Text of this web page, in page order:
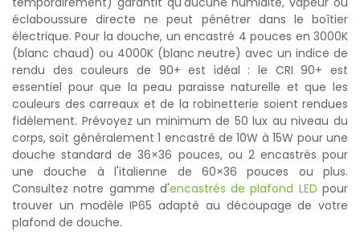
éclaboussure directe ne peut pénétrer dans le boîtier
électrique. Pour la douche, un encastré 4 pouces en 3000K
(blanc chaud) ou 4000K (blanc neutre) avec un indice de
rendu des couleurs de 90+ est idéal : le CRI 90+ est
essentiel pour que la peau paraisse naturelle et que les
couleurs des carreaux et de la robinetterie soient rendues
fidèlement. Prévoyez un minimum de 50 lux au niveau du
corps, soit généralement 1 encastré de 10W à 15W pour une
douche standard de 36×36 pouces, ou 2 encastrés pour
une douche à l'italienne de 60×36 pouces ou plus.
Consultez notre gamme d'encastrés de plafond LED pour
trouver un modèle IP65 adapté au découpage de votre
plafond de douche.